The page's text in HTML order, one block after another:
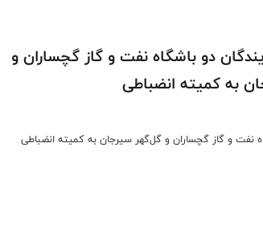
دو باشگاه نفت و گاز گچساران و
به کمیته انضباطی
نفت و گاز گچساران و گل‌گهر سیرجان به کمیته انضباطی